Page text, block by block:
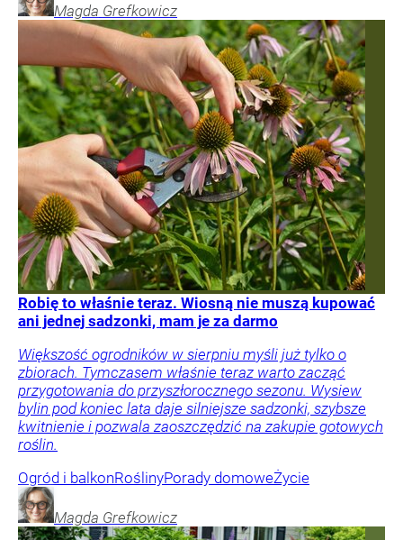
Magda Grefkowicz
Robię to właśnie teraz. Wiosną nie muszą kupować
ani jednej sadzonki, mam je za darmo
Większość ogrodników w sierpniu myśli już tylko o
zbiorach. Tymczasem właśnie teraz warto zacząć
przygotowania do przyszłorocznego sezonu. Wysiew
bylin pod koniec lata daje silniejsze sadzonki, szybsze
kwitnienie i pozwala zaoszczędzić na zakupie gotowych
roślin.
Ogród i balkonRoślinyPorady domoweŻycie
Magda Grefkowicz